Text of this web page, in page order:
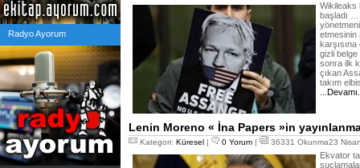
Radyo Ayorum
Wikileaks
başladı …
etmesinin
gizli belge
sonra ilk
çıkan
takım
Lenin Moreno « İna Papers »in
Kategori: Küresel | 0 Yorum | 36331 Okunma23
Ekvator